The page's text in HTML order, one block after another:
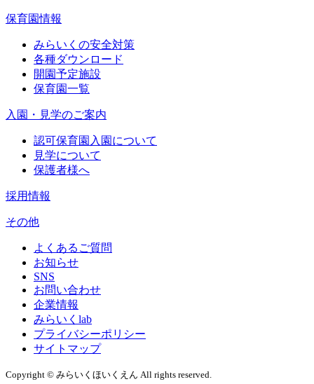
保育園情報
みらいくの安全対策
各種ダウンロード
開園予定施設
保育園一覧
入園・見学のご案内
認可保育園入園について
見学について
保護者様へ
採用情報
その他
よくあるご質問
お知らせ
SNS
お問い合わせ
企業情報
みらいくlab
プライバシーポリシー
サイトマップ
Copyright © みらいくほいくえん All rights reserved.